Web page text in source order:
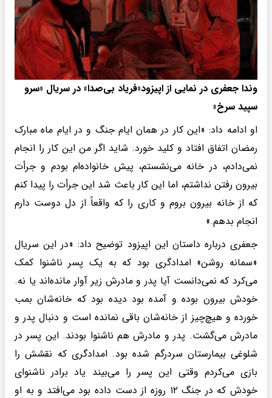
وندا جعفری در نمایی از اپیزود«فریاد بی‌صدا» در سریال «سرو
سپید سرخ»
او ادامه داد: «این کار در همان ایام جنگ و در ایام ماه مبارک
رمضان اتفاق افتاد و کلید خورد. شاید اگر من این کار را انجام
نمی‌دادم، در خانه می‌نشستم، پیش خانواده‌ام بودم و جرأت
بیرون رفتن نداشتم، اما این کار باعث شد این جرأت را پیدا کنم
که از خانه بیرون بروم و کاری را که واقعاً از دل دوست دارم
انجام بدهم.»
جعفری درباره داستان این اپیزود توضیح داد: «در این سریال
«سمانه روشن» امدادگری بود که به یک پسر ناشنوا کمک
می‌کرد که نمی‌دانست آیا پدر و مادرش زیر آوار مانده‌اند یا نه.
خودش بیرون بوده و آمده بود دیده بود که خانه‌شان بمب
خورده و هیچ‌چیز از خانه‌شان باقی نمانده است و دنبال پدر و
مادرش می‌گشت. پدر و مادرش هم ناشنوا بودند. این پسر در
شلوغی بیمارستان سردرگم شده بود. امدادگری که نقشش را
بازی می‌کردم وقتی این پسر را می‌بیند یاد برادر ناشنوای
خودش که در جنگ ۱۲ روزه از دست داده بود می‌افتد و به او